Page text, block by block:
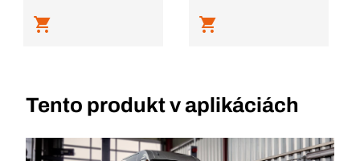
Tento produkt v aplikáciách